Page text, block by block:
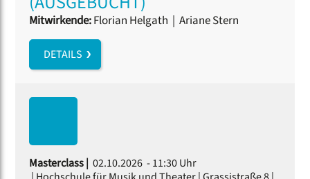
Mitwirkende:Florian Helgath | Ariane Stern
DETAILS
Masterclass | 02.10.2026 - 11:30 Uhr